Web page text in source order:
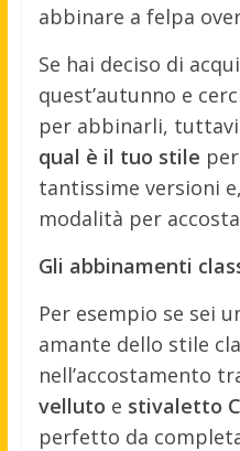
abbinare a felpa
Se hai deciso di
quest’autunno e
per abbinarli,
qual è il tuo stile
tantissime versioni
modalità per
Gli abbinamenti
Per esempio se sei
amante dello stile
nell’accostamento
velluto e stivaletto
perfetto da